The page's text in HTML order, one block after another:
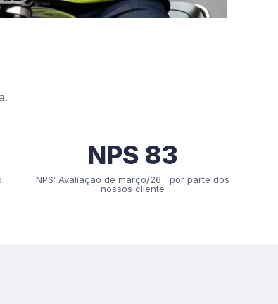
NPS 83
NPS: Avaliação de março/26 por parte dos
nossos cliente